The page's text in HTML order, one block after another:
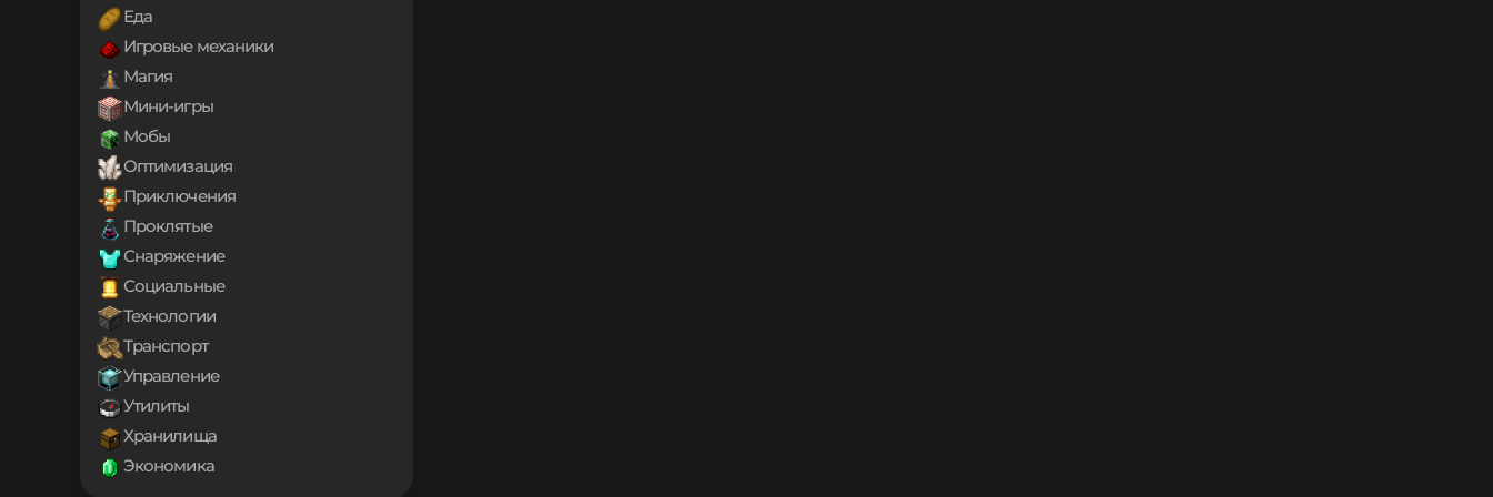
1.18.1
1.18
1.17.1
1.17
1.16.5
1.16.4
1.16.3
1.16.2
1.16.1
1.16
1.15.2
1.15.1
1.15
1.14.4
1.14.3
1.14.2
1.14.1
1.14
1.13.2
1.13.1
Еда
Игровые механики
Магия
Мини-игры
Мобы
Оптимизация
Приключения
Проклятые
Снаряжение
Социальные
Технологии
Транспорт
Управление
Утилиты
Хранилища
Экономика